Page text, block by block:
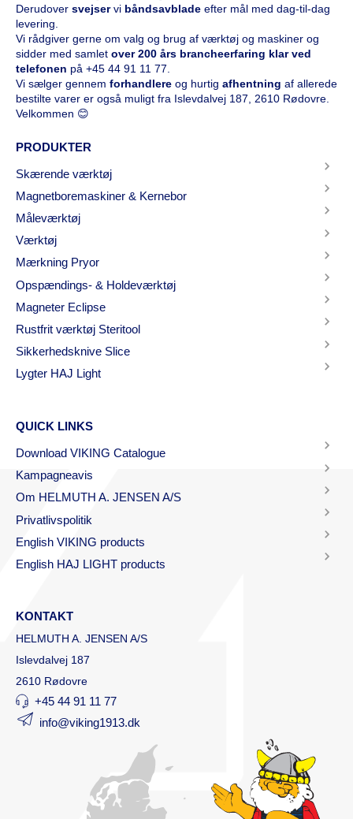
Derudover svejservi båndsavblade efter mål med dag-til-dag
levering.
Vi rådgiver gerne om valg og brug af værktøj og maskiner og
sidder med samlet over 200 års brancheerfaring klar ved
telefonen på +45 44 91 11 77
Vi sælger gennem forhandlere og hurtig afhentning af allerede
bestilte varer er også muligt fra Islevdalvej 187, 2610 Rødovre.
Velkommen 😊
PRODUKTER
Skærende værktøj
Magnetboremaskiner & Kernebor
Måleværktøj
Værktøj
Mærkning Pryor
Opspændings- & Holdeværktøj
Magneter Eclipse
Rustfrit værktøj Steritool
Sikkerhedsknive Slice
Lygter HAJ Light
QUICK LINKS
Download VIKING Catalogue
Kampagneavis
Om HELMUTH A. JENSEN A/S
Privatlivspolitik
English VIKING products
English HAJ LIGHT products
KONTAKT
HELMUTH A. JENSEN A/S
Islevdalvej 187
2610 Rødovre
+45 44 91 11 77
info@viking1913.dk